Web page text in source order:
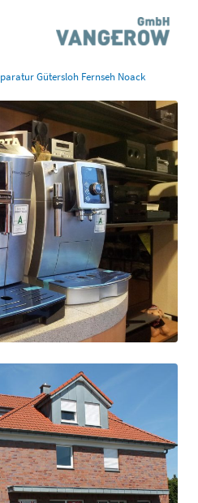
Gütersloh Fernseh Noack